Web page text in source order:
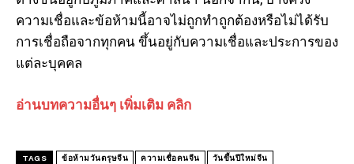
I WANT IN
ความเชื่อและข้อห้ามนี้อาจไม่ถูกทำถูกต้องหรือไม่ได้รับ
การเชื่อถือจากทุกคน ขึ้นอยู่กับความเชื่อและประการของ
แต่ละบุคคล
อ่านบทความอื่นๆ เพิ่มเติม คลิก
TAGS ข้อห้ามวันตรุษจีน ความเชื่อคนจีน วันขึ้นปีใหม่จีน